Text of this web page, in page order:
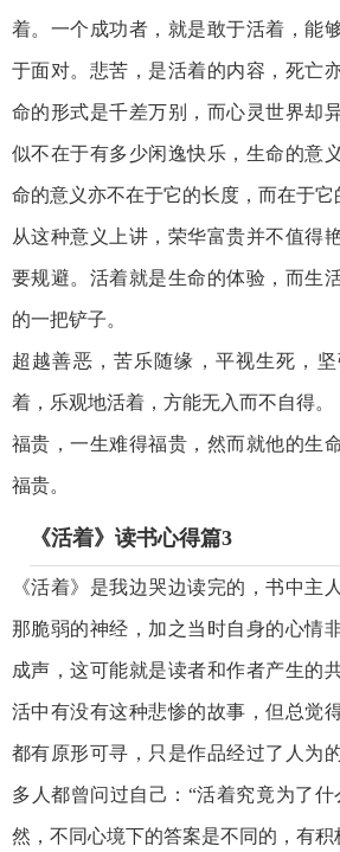
着。一个成功者，就是敢于活着，能
于面对。悲苦，是活着的内容，死亡
命的形式是千差万别，而心灵世界却
似不在于有多少闲逸快乐，生命的意
命的意义亦不在于它的长度，而在于它
从这种意义上讲，荣华富贵并不值得
要规避。活着就是生命的体验，而生
的一把铲子。
超越善恶，苦乐随缘，平视生死，
着，乐观地活着，方能无入而不自得。
福贵，一生难得福贵，然而就他的生
福贵。
《活着》读书心得篇3
《活着》是我边哭边读完的，书中主
那脆弱的神经，加之当时自身的心情
成声，这可能就是读者和作者产生的
活中有没有这种悲惨的故事，但总觉
都有原形可寻，只是作品经过了人为
多人都曾问过自己：“活着究竟为了什
然，不同心境下的答案是不同的，有积